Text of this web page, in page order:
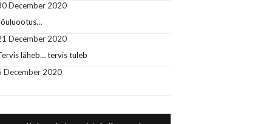
December 2020
December 2020
läheb… tervis tuleb
December 2020